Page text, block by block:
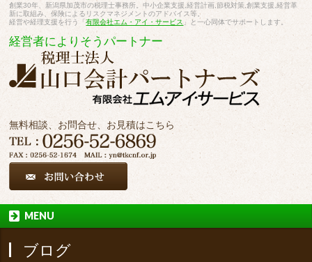
創業30年、新潟県加茂市の税理士事務所。中小企業支援,経営計画,節税対策,創業支援,経営革
新に取組み、保険によるリスクマネジメントのアドバイス等。
経営や経理支援を行う「有限会社エム・アイ・サービス 」と一心同体でサポートします。
経営者によりそうパートナー
無料相談、お問合せ、お見積はこちら
MENU
ブログ